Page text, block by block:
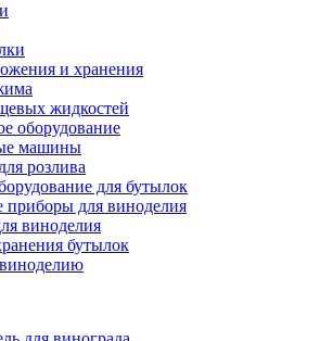
и хранения
жидкостей
оборудование
машины
розлива
для бутылок
приборы для виноделия
виноделия
бутылок